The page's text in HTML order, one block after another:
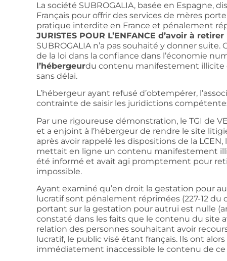
La société SUBROGALIA, basée en Espagne,
Français pour offrir des services de mères
pratique interdite en France et pénalement
JURISTES POUR L’ENFANCE d’avoir à
SUBROGALIA n’a pas souhaité y donner
de la loi dans la confiance dans l’économie
l’hébergeurdu contenu manifestement illicite
sans délai.
L’hébergeur ayant refusé d’obtempérer,
contrainte de saisir les juridictions
Par une rigoureuse démonstration, le TGI de
et a enjoint à l’hébergeur de rendre le site
après avoir rappelé les dispositions de la
mettait en ligne un contenu manifestement
été informé et avait agi promptement pour
impossible.
Ayant examiné qu’en droit la gestation pour
lucratif sont pénalement réprimées (227-12
portant sur la gestation pour autrui est nulle
constaté dans les faits que le contenu du
relation des personnes souhaitant avoir
lucratif, le public visé étant français. Ils ont
immédiatement inaccessible le contenu de ce